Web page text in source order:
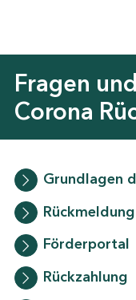
Fragen
Corona
Grundlagen
Rückmeldung
Förderportal
Rückzahlung